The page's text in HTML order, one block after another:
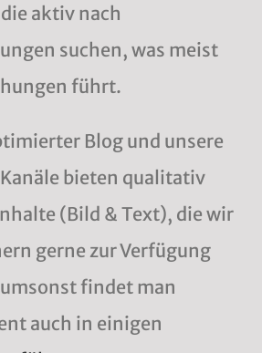
aktiv nach
suchen, was meist
führt.
Blog und unsere
bieten qualitativ
(Bild & Text), die wir
gerne zur Verfügung
findet man
auch in einigen